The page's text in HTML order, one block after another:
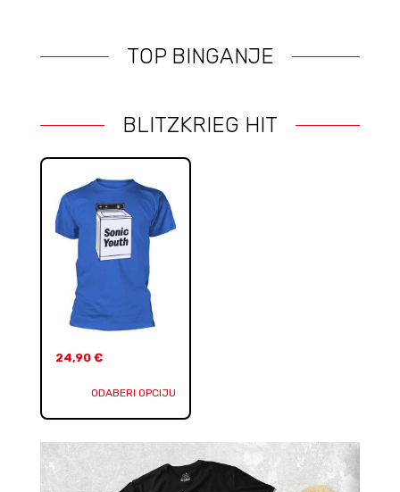
TOP BINGANJE
BLITZKRIEG HIT
24,90 €
ODABERI OPCIJU